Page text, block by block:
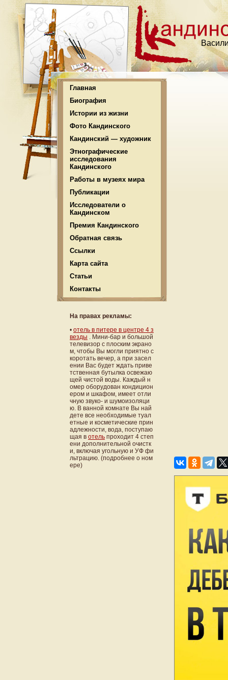
Главная
Биография
Истории из жизни
Фото Кандинского
Кандинский — художник
Этнографические
исследования
Кандинского
Работы в музеях мира
Публикации
Исследователи о
Кандинском
Премия Кандинского
Обратная связь
Ссылки
Карта сайта
Статьи
Контакты
На правах рекламы:
• отель в питере в центре 4 з
везды . Мини-бар и большой
телевизор с плоским экрано
м, чтобы Вы могли приятно с
коротать вечер, а при засел
ении Вас будет ждать приве
тственная бутылка освежаю
щей чистой воды. Каждый н
омер оборудован кондицион
ером и шкафом, имеет отли
чную звуко- и шумоизоляци
ю. В ванной комнате Вы най
дете все необходимые туал
етные и косметические прин
адлежности, вода, поступаю
щая в отель проходит 4 степ
ени дополнительной очистк
и, включая угольную и УФ фи
льтрацию. (подробнее о ном
ере)